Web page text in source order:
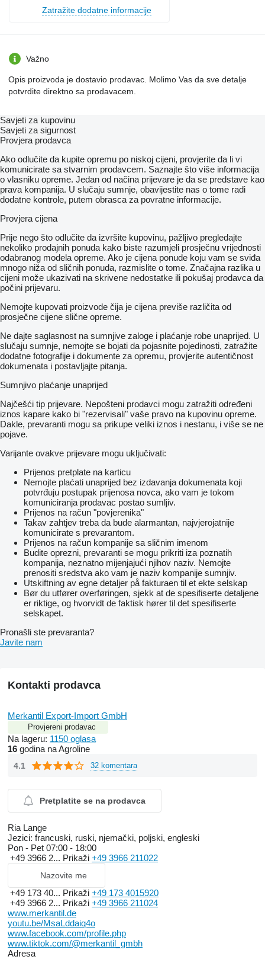
Zatražite dodatne informacije
Važno
Opis proizvoda je dostavio prodavac. Molimo Vas da sve detalje
potvrdite direktno sa prodavacem.
Savjeti za kupovinu
Savjeti za sigurnost
Provjera prodavca
Ako odlučite da kupite opremu po niskoj cijeni, provjerite da li vi
komunicirate sa stvarnim prodavcem. Saznajte što više informacija
o vlasniku opreme. Jedan od načina prijevare je da se predstave kao
prava kompanija. U slučaju sumnje, obavijestite nas o tome radi
dodatne kontrole, putem obrasca za povratne informacije.
Provjera cijena
Prije nego što odlučite da izvršite kupovinu, pažljivo pregledajte
nekoliko prodajnih ponuda kako biste razumjeli prosječnu vrijednosti
odabranog modela opreme. Ako je cijena ponude koju vam se sviđa
mnogo niža od sličnih ponuda, razmislite o tome. Značajna razlika u
cijeni može ukazivati ​​na skrivene nedostatke ili pokušaj prodavca da
počini prijevaru.
Nemojte kupovati proizvode čija je cijena previše različita od
prosječne cijene slične opreme.
Ne dajte saglasnost na sumnjive zaloge i plaćanje robe unaprijed. U
slučaju sumnje, nemojte se bojati da pojasnite pojedinosti, zatražite
dodatne fotografije i dokumente za opremu, provjerite autentičnost
dokumenata i postavljajte pitanja.
Sumnjivo plaćanje unaprijed
Najčešći tip prijevare. Nepošteni prodavci mogu zatražiti određeni
iznos kapare kako bi "rezervisali" vaše pravo na kupovinu opreme.
Dakle, prevaranti mogu sa prikupe veliki iznos i nestanu, i više se ne
pojave.
Varijante ovakve prijevare mogu uključivati:
Prijenos pretplate na karticu
Nemojte plaćati unaprijed bez izdavanja dokumenata koji
potvrđuju postupak prijenosa novca, ako vam je tokom
komuniciranja prodavac postao sumljiv.
Prijenos na račun "povjerenika"
Takav zahtjev treba da bude alarmantan, najvjerojatnije
komunicirate s prevarantom.
Prijenos na račun kompanije sa sličnim imenom
Budite oprezni, prevaranti se mogu prikriti iza poznatih
kompanija, neznatno mijenjajući njihov naziv. Nemojte
prenositi sredstva ako vam je naziv kompanije sumnjiv.
Utskiftning av egne detaljer på fakturaen til et ekte selskap
Bør du utfører overføringen, sjekk at de spesifiserte detaljene
er riktige, og hvorvidt de faktisk hører til det spesifiserte
selskapet.
Pronašli ste prevaranta?
Javite nam
Kontakti prodavca
Merkantil Export-Import GmbH
Provjereni prodavac
Na lageru: 1150 oglasa
16 godina na Agroline
4.1 32 komentara
Pretplatite se na prodavca
Ria Lange
Jezici: francuski, ruski, njemački, poljski, engleski
Pon - Pet 07:00 - 18:00
+49 3966 2... Prikaži +49 3966 211022
Nazovite me
+49 173 40... Prikaži +49 173 4015920
+49 3966 2... Prikaži +49 3966 211024
www.merkantil.de
youtu.be/MsaLddaiq4o
www.facebook.com/profile.php
www.tiktok.com/@merkantil_gmbh
Adresa